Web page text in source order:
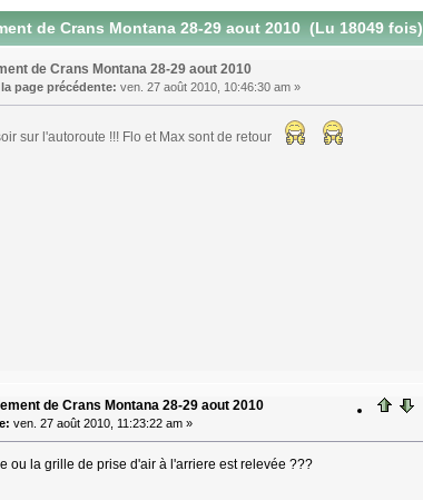
de Crans Montana 28-29 aout 2010 (Lu 18049 fois)
de Crans Montana 28-29 aout 2010
page précédente: ven. 27 août 2010, 10:46:30 am »
sur l'autoroute !!! Flo et Max sont de retour
de Crans Montana 28-29 aout 2010
ven. 27 août 2010, 11:23:22 am »
ou la grille de prise d'air à l'arriere est relevée ???